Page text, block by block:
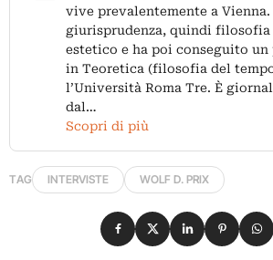
vive prevalentemente a
giurisprudenza, quindi
estetico e ha poi conseguito un
in Teoretica (filosofia del
l’Università Roma Tre. È
dal…
Scopri di più
TAG INTERVISTE WOLF D. PRIX
Condividi su Facebook
Condividi su X
Condividi su
Condividi